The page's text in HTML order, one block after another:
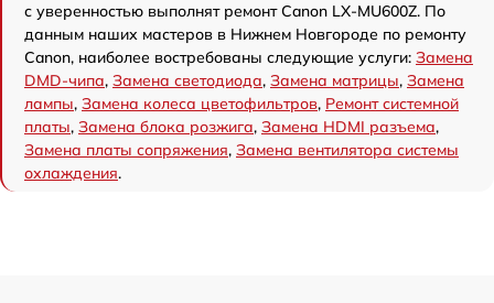
с уверенностью выполнят ремонт Canon LX-MU600Z. По
данным наших мастеров в Нижнем Новгороде по ремонту
Canon, наиболее востребованы следующие услуги: Замена
DMD-чипа, Замена светодиода, Замена матрицы, Замена
лампы, Замена колеса цветофильтров, Ремонт системной
платы, Замена блока розжига, Замена HDMI разъема,
Замена платы сопряжения, Замена вентилятора системы
охлаждения.